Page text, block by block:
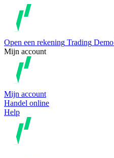
Open een rekening Trading Demo
Mijn account
Mijn account
Handel online
Help